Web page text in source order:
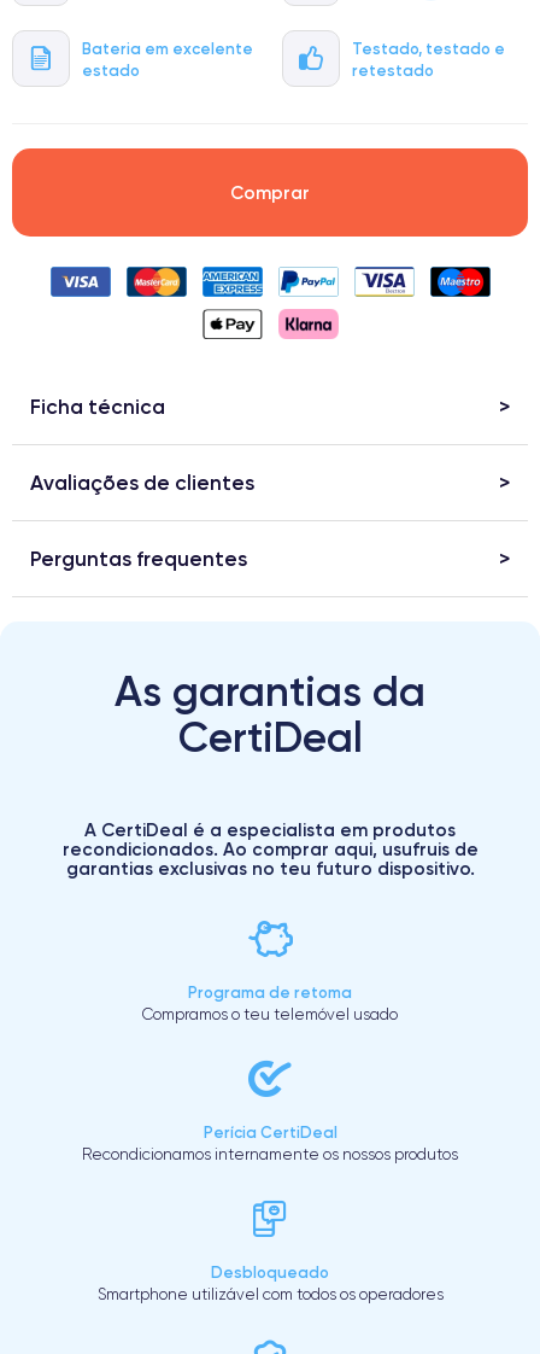
Bateria em excelente
estado
Testado, testado e
retestado
Comprar
Ficha técnica
Avaliações de clientes
Perguntas frequentes
As garantias da
CertiDeal
A CertiDeal é a especialista em produtos
recondicionados. Ao comprar aqui, usufruis de
garantias exclusivas no teu futuro dispositivo.
Programa de retoma
Compramos o teu telemóvel usado
Perícia CertiDeal
Recondicionamos internamente os nossos produtos
Desbloqueado
Smartphone utilizável com todos os operadores